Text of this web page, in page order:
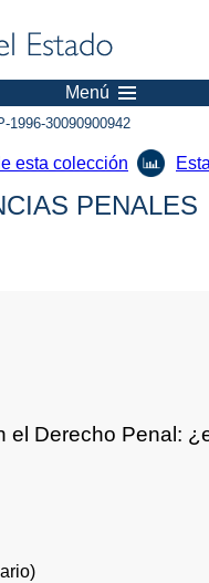
Menú
1996-30090900942
esta colección
PENALES
el Derecho Penal: